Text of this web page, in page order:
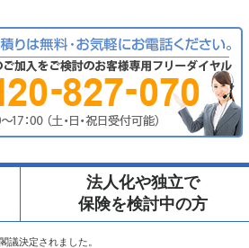
法人化や独立で
保険を検討中の方
議決定されました。